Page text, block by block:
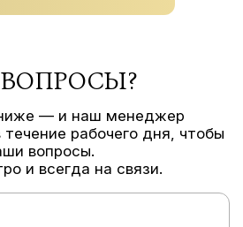
— и наш менеджер
рабочего дня, чтобы
вопросы.
и всегда на связи.